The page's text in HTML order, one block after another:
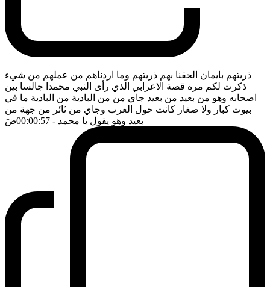
ذريتهم بايمان الحقنا بهم ذريتهم وما اردناهم من عملهم من شيء
ذكرت لكم مرة قصة الاعرابي الذي رأى النبي محمدا جالسا بين
اصحابه وهو من بعيد من بعيد جاي من من البادية من البادية ما في
بيوت كبار ولا صغار كانت حول العرب وجاي من ثائر من جهة من
بعيد وهو يقول يا محمد - 00:00:57 ضَ